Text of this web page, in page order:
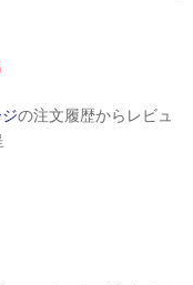
の注文履歴からレビュ